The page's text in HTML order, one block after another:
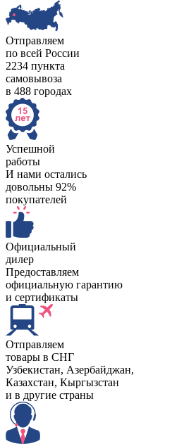
Отправляем
по всей России
2234 пункта
самовывоза
в 488 городах
Успешной
работы
И нами остались
довольны 92%
покупателей
Официальный
дилер
Предоставляем
официальную гарантию
и сертификаты
Отправляем
товары в СНГ
Узбекистан, Aзербайджан,
Казахстан, Кыргызстан
и в другие страны